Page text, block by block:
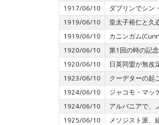
1917/06/10
ダブリンでシン
1919/06/10
皇太子裕仁と久
1919/06/10
カニンガム
1920/06/10
第1回の時の記念
1920/06/10
日英同盟が無改
1923/06/10
クーデターの起
1924/06/10
ジャコモ・マッ
1924/06/10
アルバニアで、
1925/06/10
メソジスト派、